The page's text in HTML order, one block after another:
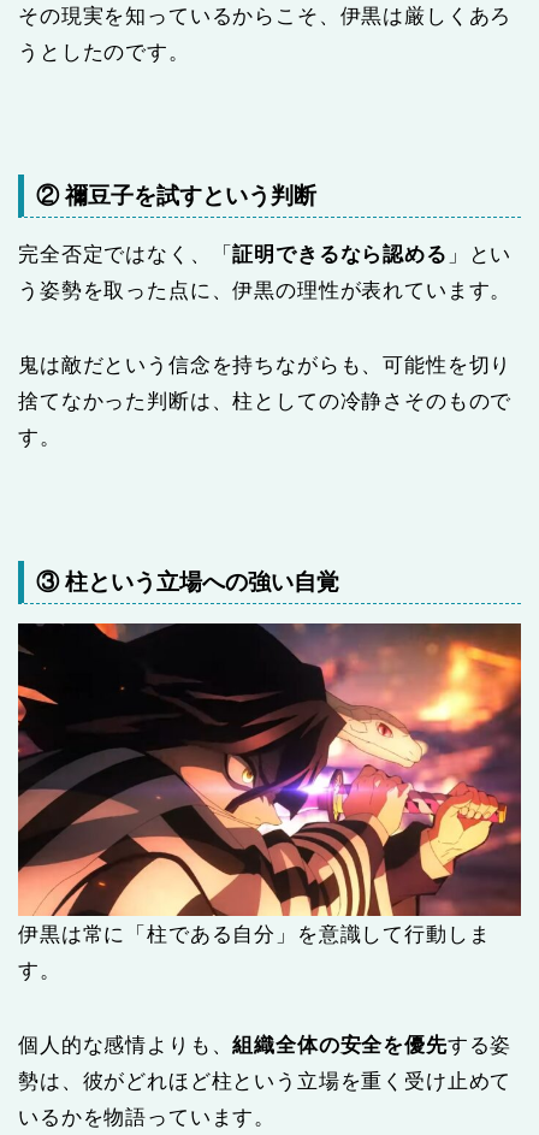
その現実を知っているからこそ、伊黒は厳しくあろ
うとしたのです。
② 禰豆子を試すという判断
完全否定ではなく、「証明できるなら認める 」とい
う姿勢を取った点に、伊黒の理性が表れています。
鬼は敵だという信念を持ちながらも、可能性を切り
捨てなかった判断は、柱としての冷静さそのもので
す。
③ 柱という立場への強い自覚
伊黒は常に「柱である自分」を意識して行動しま
す。
個人的な感情よりも、組織全体の安全を優先する姿
勢は、彼がどれほど柱という立場を重く受け止めて
いるかを物語っています。